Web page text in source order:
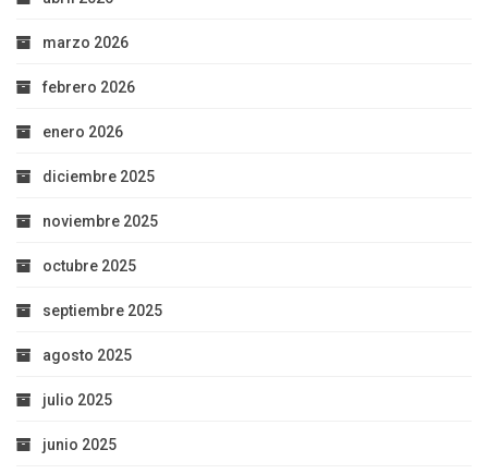
marzo 2026
febrero 2026
enero 2026
diciembre 2025
noviembre 2025
octubre 2025
septiembre 2025
agosto 2025
julio 2025
junio 2025